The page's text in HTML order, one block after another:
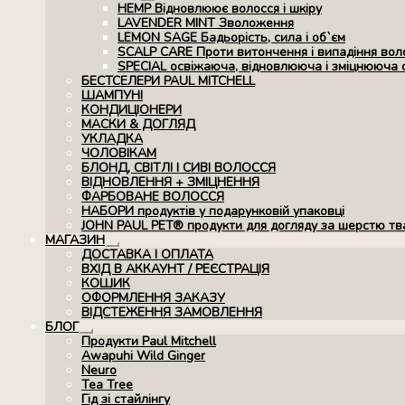
Розгорнуте
вкладене
меню
HEMP Відновлюює волосся і шкіру
LAVENDER MINT Зволоження
LEMON SAGE Бадьорість, сила і об`єм
SCALP CARE Проти витончення і випадіння
SPECIAL освіжаюча, відновлююча і зміцнююча
БЕСТСЕЛЕРИ PAUL MITCHELL
ШАМПУНІ
КОНДИЦІОНЕРИ
МАСКИ & ДОГЛЯД
УКЛАДКА
ЧОЛОВІКАМ
БЛОНД, СВІТЛІ І СИВІ ВОЛОССЯ
ВІДНОВЛЕННЯ + ЗМІЦНЕННЯ
ФАРБОВАНЕ ВОЛОССЯ
НАБОРИ продуктів у подарунковій упаковці
JOHN PAUL PET® продукти для догляду за шерстю
МАГАЗИН
Розгорнуте
вкладене
меню
ДОСТАВКА І ОПЛАТА
ВХІД В АККАУНТ / РЕЄСТРАЦІЯ
КОШИК
ОФОРМЛЕННЯ ЗАКАЗУ
ВІДСТЕЖЕННЯ ЗАМОВЛЕННЯ
БЛОГ
Розгорнуте
вкладене
меню
Продукти Paul Mitchell
Awapuhi Wild Ginger
Neuro
Tea Tree
Гід зі стайлінгу